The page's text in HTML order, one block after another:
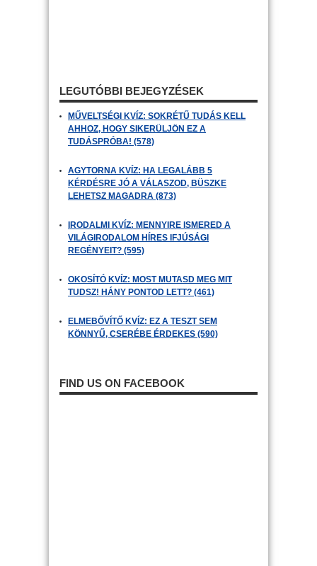
LEGUTÓBBI BEJEGYZÉSEK
MŰVELTSÉGI KVÍZ: SOKRÉTŰ TUDÁS KELL
AHHOZ, HOGY SIKERÜLJÖN EZ A
TUDÁSPRÓBA! (578)
AGYTORNA KVÍZ: HA LEGALÁBB 5
KÉRDÉSRE JÓ A VÁLASZOD, BÜSZKE
LEHETSZ MAGADRA (873)
IRODALMI KVÍZ: MENNYIRE ISMERED A
VILÁGIRODALOM HÍRES IFJÚSÁGI
REGÉNYEIT? (595)
OKOSÍTÓ KVÍZ: MOST MUTASD MEG MIT
TUDSZ! HÁNY PONTOD LETT? (461)
ELMEBŐVÍTŐ KVÍZ: EZ A TESZT SEM
KÖNNYŰ, CSERÉBE ÉRDEKES (590)
FIND US ON FACEBOOK